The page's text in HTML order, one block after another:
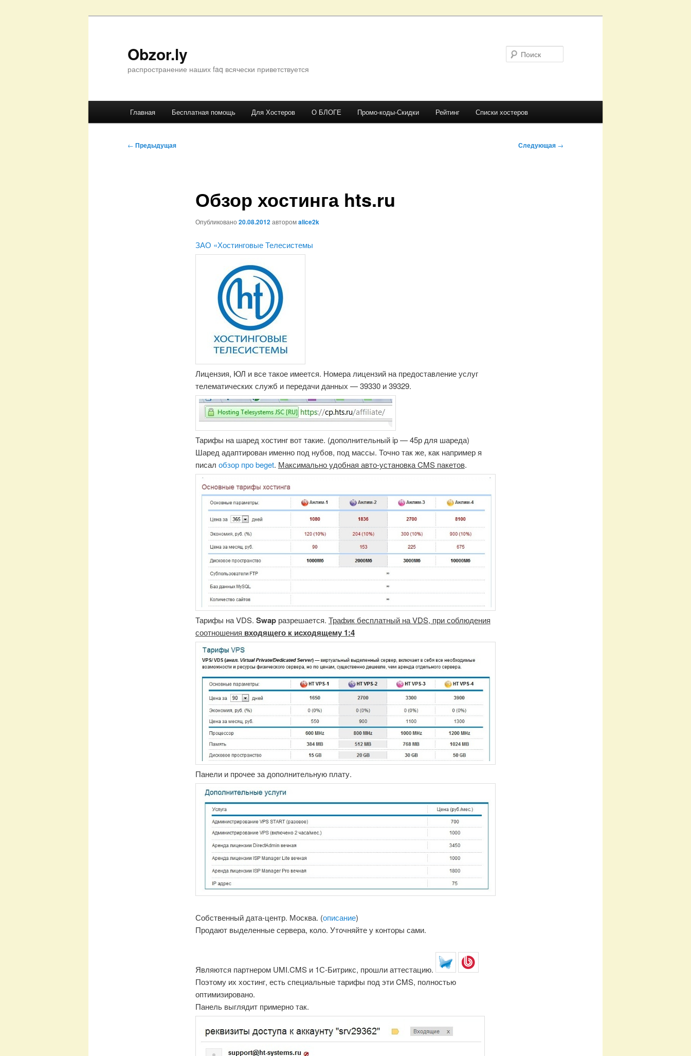
Obzor.ly
распространение наших faq всячески приветствуется
Главная Бесплатная помощь Для Хостеров О БЛОГЕ Промо-коды-Скидки Рейтинг Списки хостеров
Навигация
← Предыдущая Следующая →
Обзор хостинга hts.ru
Опубликовано 20.08.2012авторомalice2k
ЗАО «Хостинговые Телесистемы
Лицензия, ЮЛ и все такое имеется. Номера лицензий на предоставление услуг
телематических служб и передачи данных — 39330 и 39329.
Тарифы на шаред хостинг вот такие. (дополнительный ip — 45р для шареда)
Шаред адаптирован именно под нубов, под массы. Точно так же, как например я
писал обзор про beget. Максимально удобная авто-установка CMS пакетов.
Тарифы на VDS. Swapразрешается. Трафик бесплатный на VDS, при соблюдения
соотношения входящего к исходящему 1:4
Панели и прочее за дополнительную плату.
Собственный дата-центр. Москва. (описание)
Продают выделенные сервера, коло. Уточняйте у конторы сами.
Являются партнером UMI.CMS и 1С-Битрикс, прошли аттестацию.
Поэтому их хостинг, есть специальные тарифы под эти CMS, полностью
оптимизировано.
Панель выглядит примерно так.